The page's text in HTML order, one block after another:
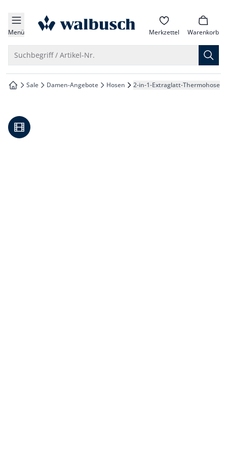
springen
springen
springen
springen
Menü zur Startseite Merkzettel Warenkorb
Suchbegriff / Artikel-Nr.
zur Startseite
Sale Damen-Angebote Hosen 2-in-1-Extraglatt-Thermohose
Video